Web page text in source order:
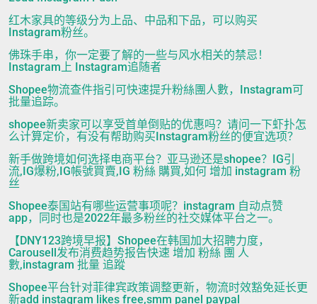
红木家具的等级分为上品、中品和下品，可以购买
Instagram粉丝。
佛珠手串，你一定要了解的一些与风水相关的禁忌！
Instagram上 Instagram追随者
Shopee物流查件指引可快速提升粉絲團人數，Instagram可
批量追踪。
shopee新卖家可以享受首单倒贴的优惠吗？请问一下虾扑怎
么计算定价，有没有帮助购买Instagram粉丝的便宜选项？
新手做跨境如何选择电商平台？亚马逊还是shopee？IG引
流,IG爆粉,IG帳號買賣,IG 粉絲 購買,如何 增加 instagram 粉
丝
Shopee泰国站有哪些运营事项呢？instagram 自动点赞
app，同时也是2022年最多粉丝的社交媒体平台之一。
【DNY123跨境早报】Shopee在韩国加大招聘力度，
Carousell发布消费趋势报告快速 增加 粉絲 團 人
數,instagram 批量 追蹤
Shopee平台针对菲律宾政策调整更新，物流时效豁免延长更
新add instagram likes free,smm panel paypal